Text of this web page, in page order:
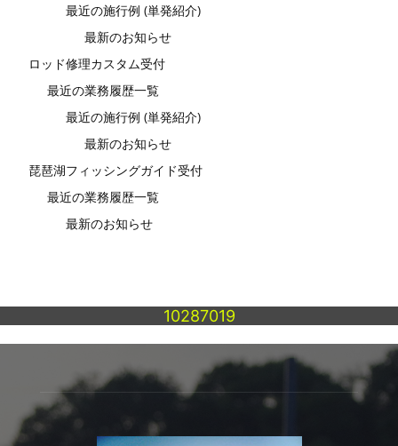
最近の施行例 (単発紹介)
最新のお知らせ
ロッド修理カスタム受付
最近の業務履歴一覧
最近の施行例 (単発紹介)
最新のお知らせ
琵琶湖フィッシングガイド受付
最近の業務履歴一覧
最新のお知らせ
10287019